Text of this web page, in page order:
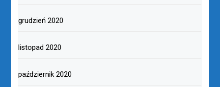
grudzień 2020
listopad 2020
październik 2020